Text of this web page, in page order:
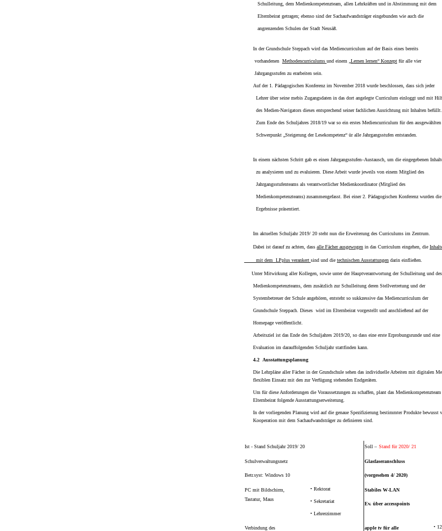
Schulleitung, dem Medienkompetenzteam, allen Lehrkräften und in Abstimmung mit dem
Elternbeirat getragen; ebenso sind der Sachaufwandsträger eingebunden wie auch die
angrenzenden Schulen der Stadt Neusäß.
In der Grundschule Steppach wird das Mediencurriculum auf der Basis eines bereits
vorhandenen Methodencurriculums und einem „Lernen lernen“ Konzeptfür alle vier
Jahrgangsstufen zu erarbeiten sein.
Aufder 1. Pädagogischen Konferenz im November 2018 wurde beschlossen, dass sich jeder
Lehrer überseine mebis Zugangsdaten in das dort angelegte Curriculum einloggt und mit
des Medien-Navigators dieses entsprechend seiner fachlichen Ausrichtung mit Inhalten befüllt.
Zum Ende des Schuljahres 2018/19 war so ein erstes Mediencurriculum für den ausgewählten
Schwerpunkt „Steigerung der Lesekompetenz“ ür alle Jahrgangsstufen entstanden.
In einem nächsten Schritt gab es einenJahrgangsstufen–Austausch, um die eingegebenen
zu analysieren und zu evaluieren. Diese Arbeit wurde jeweils von einem Mitglied des
Jahrgangsstufenteams als verantwortlicher Medienkoordinator (Mitglied des
Medienkompetenzteams) zusammengefasst. Bei einer2. Pädagogischen Konferenz wurden die
Ergebnisse präsentiert.
Im aktuellen Schuljahr 2019/ 20 steht nun die Erweiterung des Curriculums im Zentrum.
Dabei ist darauf zu achten, dass alle Fächer ausgewogenin das Curriculum eingehen, die
mit dem LPplus verankert sind und die technischen Ausstattungendarin einfließen.
UnterMitwirkung aller Kollegen, sowie unter der Hauptverantwortung der Schulleitung und des
Medienkompetenzteams, dem zusätzlich zur Schulleitung deren Stellvertretung und der
Systembetreuer derSchule angehören, entsteht so sukkzessive das Mediencurriculum der
Grundschule Steppach. Dieses wird im Elternbeirat vorgestellt und anschließend auf der
Homepage veröffentlicht.
Arbeitsziel ist das Ende des Schuljahres 2019/20, so dass eine erste Erprobungsrunde und eine
Evaluation im darauffolgenden Schuljahr stattfinden kann.
4.2 Ausstattungsplanung
Die Lehrpläne aller Fächer in der Grundschule sehen das individuelle Arbeiten mit digitalen
flexiblen Einsatz mit den zur Verfügung stehenden Endgeräten.
Um für diese Anforderungen die Voraussetzungen zu schaffen, plant das
Elternbeirat folgende Ausstattungserweiterung.
In der vorliegenden Planung wird auf die genaue Spezifizierung bestimmter Produkte bewusst
Kooperation mit dem Sachaufwandsträger zu definieren sind.
Ist - Stand Schuljahr 2019/ 20 Soll – Standfür 2020/ 21
Schulverwaltungsnetz
Betr.syst: Windows 10
Glasfaseranschluss
(vorgesehen 4/ 2020)
PC mit Bildschirm,
Tastatur, Maus
• Rektorat
• Sekretariat
• Lehrerzimmer
Stabiles W-LAN
Ev. über accesspoints
Verbindung des
apple tv für alle
•